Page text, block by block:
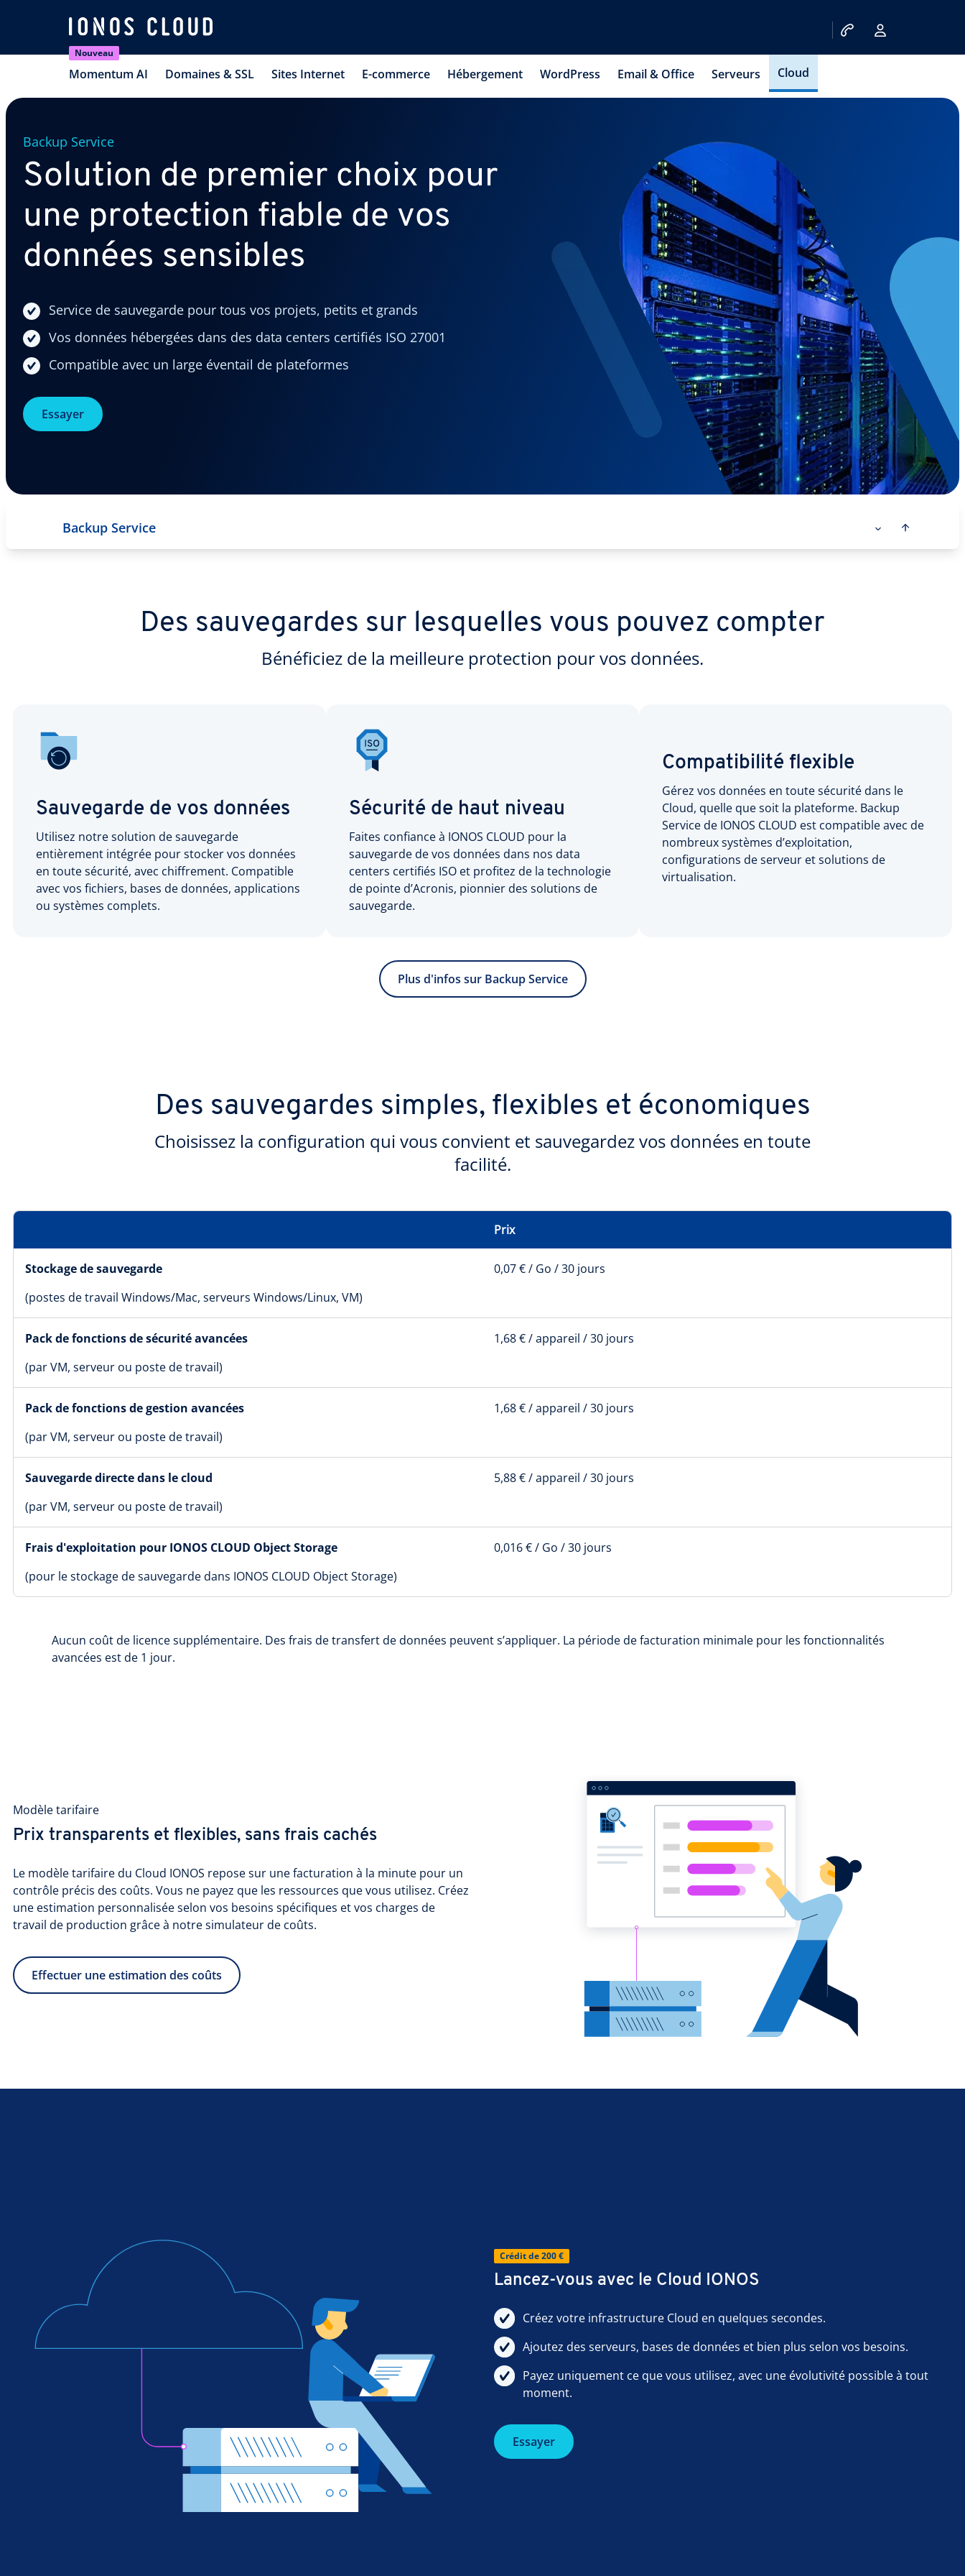
Nouveau
Momentum AI Domaines & SSL Sites Internet E-commerce Hébergement WordPress Email & Office Serveurs Cloud
Backup Service
Solution de premier choix pour
une protection fiable de vos
données sensibles
Service de sauvegarde pour tous vos projets, petits et grands
Vos données hébergées dans des data centers certifiés ISO 27001
Compatible avec un large éventail de plateformes
Essayer
Backup Service
Des sauvegardes sur lesquelles vous pouvez compter
Bénéficiez de la meilleure protection pour vos données.
Sauvegarde de vos données
Utilisez notre solution de sauvegarde
entièrement intégrée pour stocker vos données
en toute sécurité, avec chiffrement. Compatible
avec vos fichiers, bases de données, applications
ou systèmes complets.
Sécurité de haut niveau
Faites confiance à IONOS CLOUD pour la
sauvegarde de vos données dans nos data
centers certifiés ISO et profitez de la technologie
de pointe d’Acronis, pionnier des solutions de
sauvegarde.
Compatibilité flexible
Gérez vos données en toute sécurité dans le
Cloud, quelle que soit la plateforme. Backup
Service de IONOS CLOUD est compatible avec de
nombreux systèmes d’exploitation,
configurations de serveur et solutions de
virtualisation.
Plus d'infos sur Backup Service
Des sauvegardes simples, flexibles et économiques
Choisissez la configuration qui vous convient et sauvegardez vos données en toute
facilité.
Prix
Stockage de sauvegarde
(postes de travail Windows/Mac, serveurs Windows/Linux, VM)
0,07 € / Go / 30 jours
Pack de fonctions de sécurité avancées
(par VM, serveur ou poste de travail)
1,68 € / appareil / 30 jours
Pack de fonctions de gestion avancées
(par VM, serveur ou poste de travail)
1,68 € / appareil / 30 jours
Sauvegarde directe dans le cloud
(par VM, serveur ou poste de travail)
5,88 € / appareil / 30 jours
Frais d'exploitation pour IONOS CLOUD Object Storage
(pour le stockage de sauvegarde dans IONOS CLOUD Object Storage)
0,016 € / Go / 30 jours
Aucun coût de licence supplémentaire. Des frais de transfert de données peuvent s’appliquer. La période de facturation minimale pour les fonctionnalités
avancées est de 1 jour.
Modèle tarifaire
Prix transparents et flexibles, sans frais cachés
Le modèle tarifaire du Cloud IONOS repose sur une facturation à la minute pour un
contrôle précis des coûts. Vous ne payez que les ressources que vous utilisez. Créez
une estimation personnalisée selon vos besoins spécifiques et vos charges de
travail de production grâce à notre simulateur de coûts.
Effectuer une estimation des coûts
Crédit de 200 €
Lancez-vous avec le Cloud IONOS
Créez votre infrastructure Cloud en quelques secondes.
Ajoutez des serveurs, bases de données et bien plus selon vos besoins.
Payez uniquement ce que vous utilisez, avec une évolutivité possible à tout
moment.
Essayer